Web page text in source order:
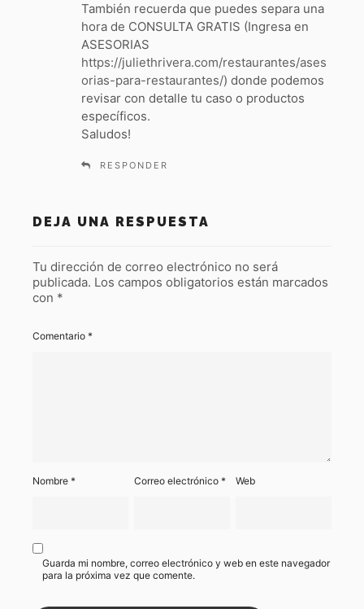
También recuerda que puedes separa una
hora de CONSULTA GRATIS (Ingresa en
ASESORIAS
https://juliethrivera.com/restaurantes/ases
orias-para-restaurantes/) donde podemos
revisar con detalle tu caso o productos
específicos.
Saludos!
RESPONDER
DEJA UNA RESPUESTA
Tu dirección de correo electrónico no será
publicada. Los campos obligatorios están marcados
con *
Comentario *
Nombre * Correo electrónico* Web
Guarda mi nombre, correo electrónico y web en este navegador
para la próxima vez que comente.